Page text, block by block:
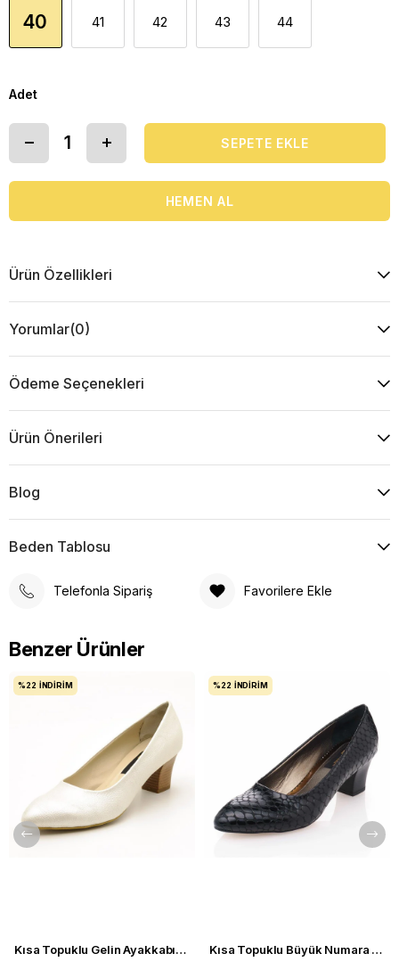
40 41 42 43 44
Adet
Ürün Özellikleri
Yorumlar(0)
Ödeme Seçenekleri
Ürün Önerileri
Blog
Beden Tablosu
Telefonla Sipariş Favorilere Ekle
Benzer Ürünler
Kısa Topuklu Gelin Ayakkabısı Büyük Numara 1023 Sedef - 1023 51012 SE-SEDEF
%22 İNDIRIM
Kısa Topuklu Büyük Numara Kadın Stiletto Abiye Ayakkabı 1023 Siyah - 1023 51012 siy-SİYAH
%22 İNDIRIM